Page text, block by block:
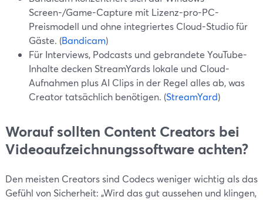
Screen-/Game-Capture mit Lizenz-pro-PC-
Preismodell und ohne integriertes Cloud-Studio für
Gäste. (Bandicam)
Für Interviews, Podcasts und gebrandete YouTube-
Inhalte decken StreamYards lokale und Cloud-
Aufnahmen plus AI Clips in der Regel alles ab, was
Creator tatsächlich benötigen. (StreamYard)
Worauf sollten Content Creators bei
Videoaufzeichnungssoftware achten?
Den meisten Creators sind Codecs weniger wichtig als das
Gefühl von Sicherheit: „Wird das gut aussehen und klingen,